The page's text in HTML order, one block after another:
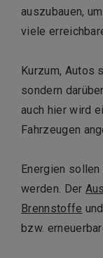
auszubauen,
viele
Kurzum, Autos
sondern
auch hier wird
Fahrzeugen
Energien sollen
werden. Der
Brennstoffe
bzw.